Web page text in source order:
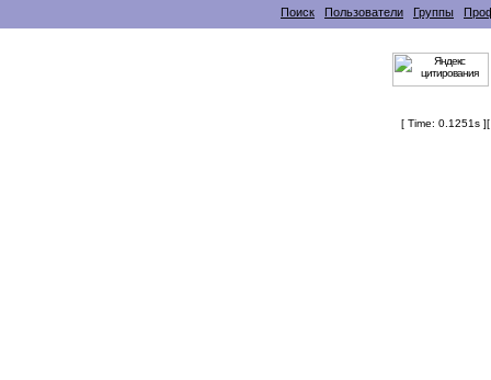
Поиск Пользователи Группы
[ Time: 0.1251s